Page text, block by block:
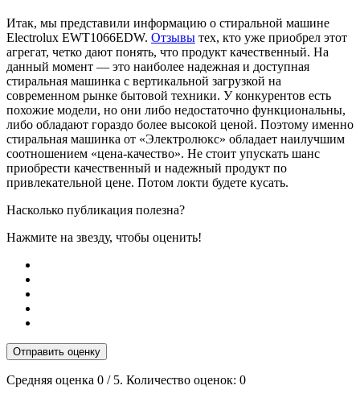
Итак, мы представили информацию о стиральной машине
Electrolux EWT1066EDW. Отзывы тех, кто уже приобрел этот
агрегат, четко дают понять, что продукт качественный. На
данный момент — это наиболее надежная и доступная
стиральная машинка с вертикальной загрузкой на
современном рынке бытовой техники. У конкурентов есть
похожие модели, но они либо недостаточно функциональны,
либо обладают гораздо более высокой ценой. Поэтому именно
стиральная машинка от «Электролюкс» обладает наилучшим
соотношением «цена-качество». Не стоит упускать шанс
приобрести качественный и надежный продукт по
привлекательной цене. Потом локти будете кусать.
Насколько публикация полезна?
Нажмите на звезду, чтобы оценить!
Отправить оценку
Средняя оценка 0 / 5. Количество оценок: 0